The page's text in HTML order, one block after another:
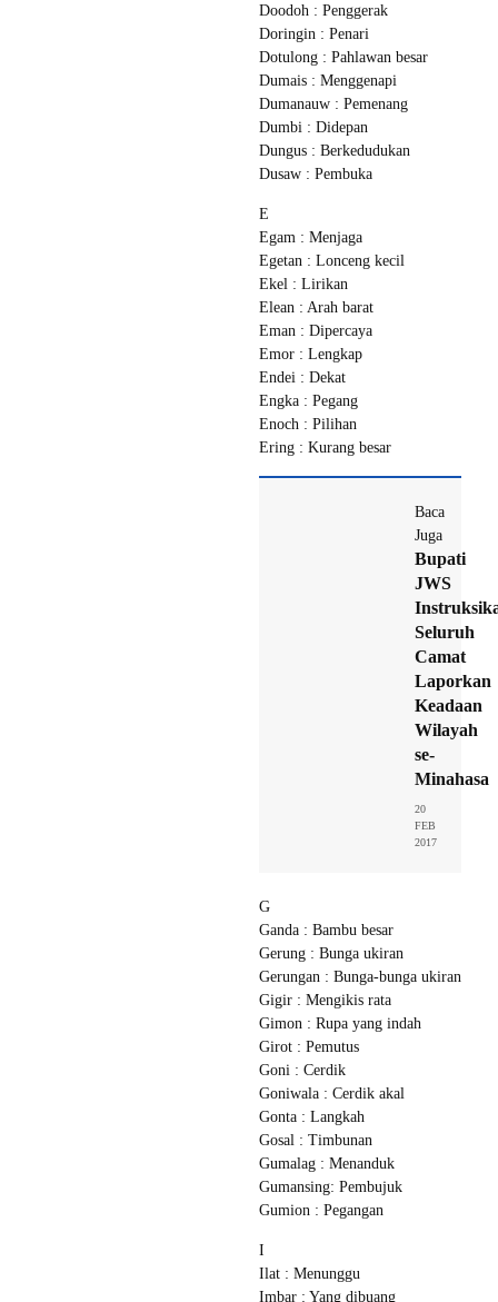
Doodoh : Penggerak
Doringin : Penari
Dotulong : Pahlawan besar
Dumais : Menggenapi
Dumanauw : Pemenang
Dumbi : Didepan
Dungus : Berkedudukan
Dusaw : Pembuka
E
Egam : Menjaga
Egetan : Lonceng kecil
Ekel : Lirikan
Elean : Arah barat
Eman : Dipercaya
Emor : Lengkap
Endei : Dekat
Engka : Pegang
Enoch : Pilihan
Ering : Kurang besar
Baca
Juga
Bupati
JWS
Seluruh
Camat
Laporkan
Keadaan
Wilayah
se-
Minahasa
20
FEB
2017
G
Ganda : Bambu besar
Gerung : Bunga ukiran
Gerungan : Bunga-bunga ukiran
Gigir : Mengikis rata
Gimon : Rupa yang indah
Girot : Pemutus
Goni : Cerdik
Goniwala : Cerdik akal
Gonta : Langkah
Gosal : Timbunan
Gumalag : Menanduk
Gumansing: Pembujuk
Gumion : Pegangan
I
Ilat : Menunggu
Imbar : Yang dibuang